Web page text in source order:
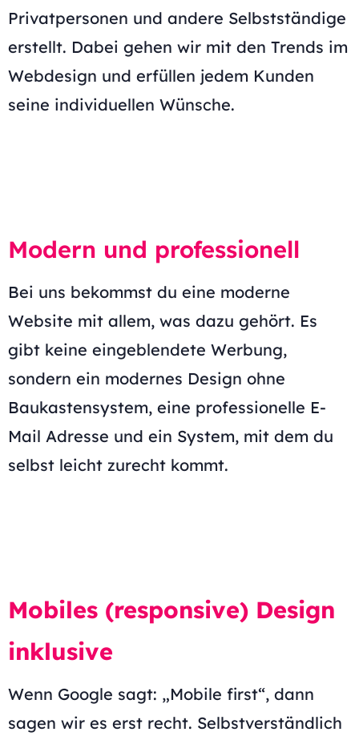
Privatpersonen und andere Selbstständige
erstellt. Dabei gehen wir mit den Trends im
Webdesign und erfüllen jedem Kunden
seine individuellen Wünsche.
Modern und professionell
Bei uns bekommst du eine moderne
Website mit allem, was dazu gehört. Es
gibt keine eingeblendete Werbung,
sondern ein modernes Design ohne
Baukastensystem, eine professionelle E-
Mail Adresse und ein System, mit dem du
selbst leicht zurecht kommt.
Mobiles (responsive) Design
inklusive
Wenn Google sagt: „Mobile first“, dann
sagen wir es erst recht. Selbstverständlich